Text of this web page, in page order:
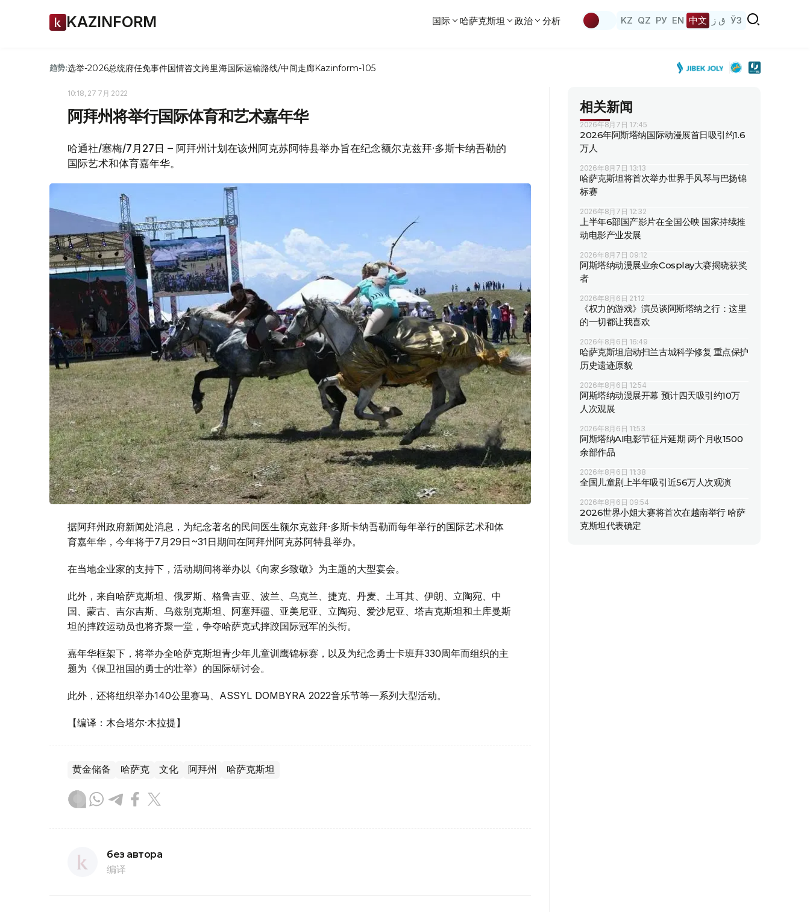
KAZINFORM 国际 哈萨克斯坦 政治 分析 KZ QZ РУ EN 中文 ق ز ЎЗ
趋势:选举-2026总统府任免事件国情咨文跨里海国际运输路线/中间走廊Kazinform-105
10:18, 27 7月 2022
阿拜州将举行国际体育和艺术嘉年华
哈通社/塞梅/7月27日 – 阿拜州计划在该州阿克苏阿特县举办旨在纪念额尔克兹拜·多斯卡纳吾勒的
国际艺术和体育嘉年华。
据阿拜州政府新闻处消息，为纪念著名的民间医生额尔克兹拜·多斯卡纳吾勒而每年举行的国际艺术和体
育嘉年华，今年将于7月29日~31日期间在阿拜州阿克苏阿特县举办。
在当地企业家的支持下，活动期间将举办以《向家乡致敬》为主题的大型宴会。
此外，来自哈萨克斯坦、俄罗斯、格鲁吉亚、波兰、乌克兰、捷克、丹麦、土耳其、伊朗、立陶宛、中
国、蒙古、吉尔吉斯、乌兹别克斯坦、阿塞拜疆、亚美尼亚、立陶宛、爱沙尼亚、塔吉克斯坦和土库曼斯
坦的摔跤运动员也将齐聚一堂，争夺哈萨克式摔跤国际冠军的头衔。
嘉年华框架下，将举办全哈萨克斯坦青少年儿童训鹰锦标赛，以及为纪念勇士卡班拜330周年而组织的主
题为《保卫祖国的勇士的壮举》的国际研讨会。
此外，还将组织举办140公里赛马、ASSYL DOMBYRA 2022音乐节等一系列大型活动。
【编译：木合塔尔·木拉提】
黄金储备 哈萨克 文化 阿拜州 哈萨克斯坦
без автора
编译
相关新闻
2026年8月7日 17:45
2026年阿斯塔纳国际动漫展首日吸引约1.6
万人
2026年8月7日 13:13
哈萨克斯坦将首次举办世界手风琴与巴扬锦
标赛
2026年8月7日 12:32
上半年6部国产影片在全国公映 国家持续推
动电影产业发展
2026年8月7日 09:12
阿斯塔纳动漫展业余Cosplay大赛揭晓获奖
者
2026年8月6日 21:12
《权力的游戏》演员谈阿斯塔纳之行：这里
的一切都让我喜欢
2026年8月6日 16:49
哈萨克斯坦启动扫兰古城科学修复 重点保护
历史遗迹原貌
2026年8月6日 12:54
阿斯塔纳动漫展开幕 预计四天吸引约10万
人次观展
2026年8月6日 11:53
阿斯塔纳AI电影节征片延期 两个月收1500
余部作品
2026年8月6日 11:38
全国儿童剧上半年吸引近56万人次观演
2026年8月6日 09:54
2026世界小姐大赛将首次在越南举行 哈萨
克斯坦代表确定